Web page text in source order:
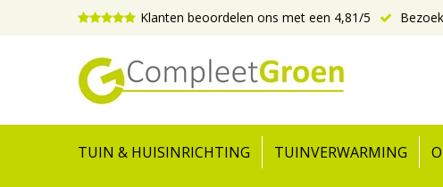
Klanten beoordelen ons met een 4,81/5
TUIN & HUISINRICHTING TUINVERWARMING